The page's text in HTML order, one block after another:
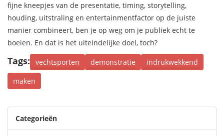
fijne kneepjes van de presentatie, timing, storytelling,
houding, uitstraling en entertainmentfactor op de juiste
manier combineert, ben je op weg om je publiek echt te
boeien. En dat is het uiteindelijke doel, toch?
Tags: vechtsporten demonstratie
indrukwekkend
maken
Categorieën